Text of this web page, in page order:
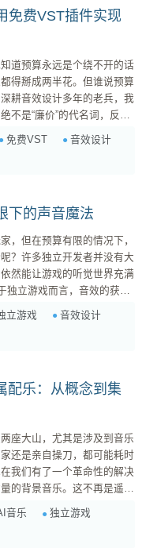
免费VST插件实现
道预算永远是个绕不开的话
得掰成两半花。但谁说预算
耕音效设计多年的老兵，我
是“廉价”的代名词，反而
游戏声音焕发新生。 为
免费VST
音效设计
下的声音魔法
，但在预算有限的情况下，
？许多独立开发者并没有大
然能让游戏的听觉世界充满
，从通用打击声、环境音到
立游戏
音效设计
配乐：从概念到集
座大山，尤其是涉及到音乐
还是亲自操刀，都可能耗时
我们有了一个革命性的解决
的背景音乐。这不再是遥不
需要数周甚至数月。但现
音乐
独立游戏